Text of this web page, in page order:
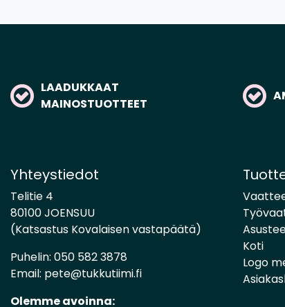
LAADUKKAAT
MAINOSTUOTTEET
Yhteystiedot
Telitie 4
80100 JOENSUU
(Katsastus Kovalaisen vastapäätä)
Puhelin: 050 582 3878
Email: pete@tukkutiimi.fi
Olemme avoinna:
Koti
Logo